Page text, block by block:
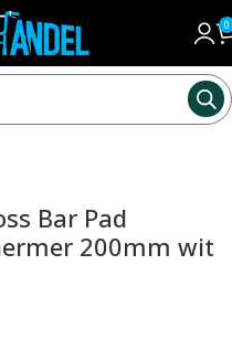
0
Sturen toebehoren
Bar Pad
200mm wit